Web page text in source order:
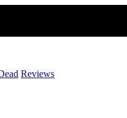
Reviews